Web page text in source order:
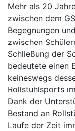
Mehr als 20
zwischen dem
Begegnungen
zwischen
Schließung der
bedeutete einen
keineswegs
Rollstuhlsports
Dank der
Bestand an
Laufe der Zeit